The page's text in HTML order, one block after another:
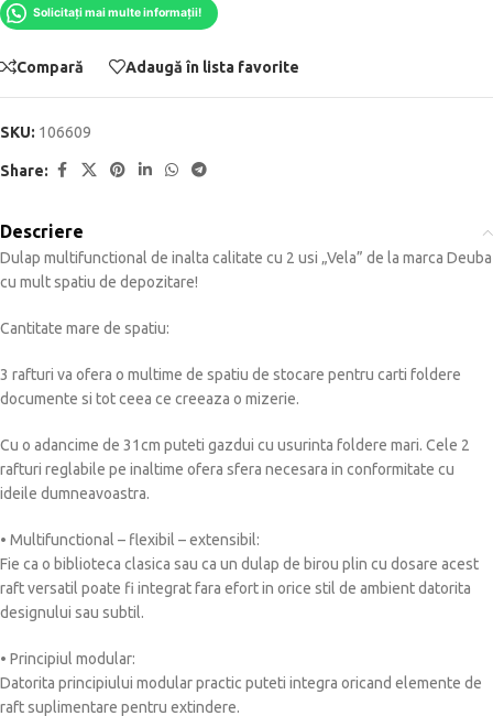
Solicitați mai multe informații!
Compară Adaugă în lista favorite
SKU: 106609
Share:
Descriere
Dulap multifunctional de inalta calitate cu 2 usi „Vela” de la marca Deuba
cu mult spatiu de depozitare!
Cantitate mare de spatiu:
3 rafturi va ofera o multime de spatiu de stocare pentru carti foldere
documente si tot ceea ce creeaza o mizerie.
Cu o adancime de 31cm puteti gazdui cu usurinta foldere mari. Cele 2
rafturi reglabile pe inaltime ofera sfera necesara in conformitate cu
ideile dumneavoastra.
• Multifunctional – flexibil – extensibil:
Fie ca o biblioteca clasica sau ca un dulap de birou plin cu dosare acest
raft versatil poate fi integrat fara efort in orice stil de ambient datorita
designului sau subtil.
• Principiul modular:
Datorita principiului modular practic puteti integra oricand elemente de
raft suplimentare pentru extindere.